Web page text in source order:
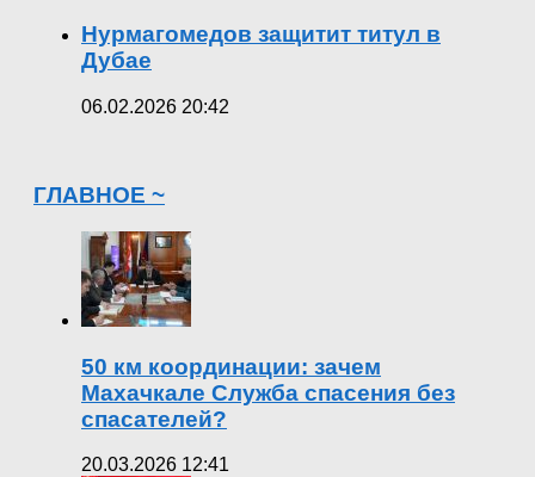
Нурмагомедов защитит титул в
Дубае
06.02.2026 20:42
ГЛАВНОЕ ~
50 км координации: зачем
Махачкале Служба спасения без
спасателей?
20.03.2026 12:41